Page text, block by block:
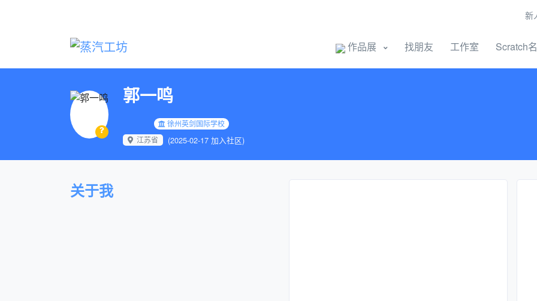
新
作品展 找朋友 工作室 Scratch
郭一鸣
徐州英剑国际学校
江苏省
(2025-02-17 加入社区)
关于我